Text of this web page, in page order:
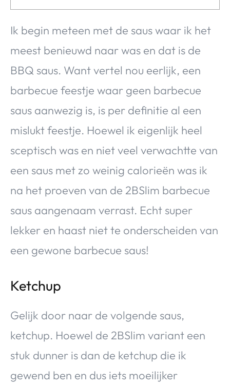
Ik begin meteen met de saus waar ik het
meest benieuwd naar was en dat is de
BBQ saus. Want vertel nou eerlijk, een
barbecue feestje waar geen barbecue
saus aanwezig is, is per definitie al een
mislukt feestje. Hoewel ik eigenlijk heel
sceptisch was en niet veel verwachtte van
een saus met zo weinig calorieën was ik
na het proeven van de 2BSlim barbecue
saus aangenaam verrast. Echt super
lekker en haast niet te onderscheiden van
een gewone barbecue saus!
Ketchup
Gelijk door naar de volgende saus,
ketchup. Hoewel de 2BSlim variant een
stuk dunner is dan de ketchup die ik
gewend ben en dus iets moeilijker